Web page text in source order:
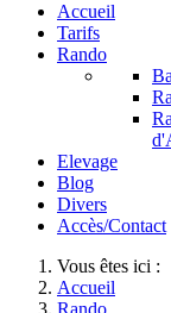
Accueil
Tarifs
Rando
Elevage
Blog
Divers
Accès/Contact
Vous êtes ici :
Accueil
Rando